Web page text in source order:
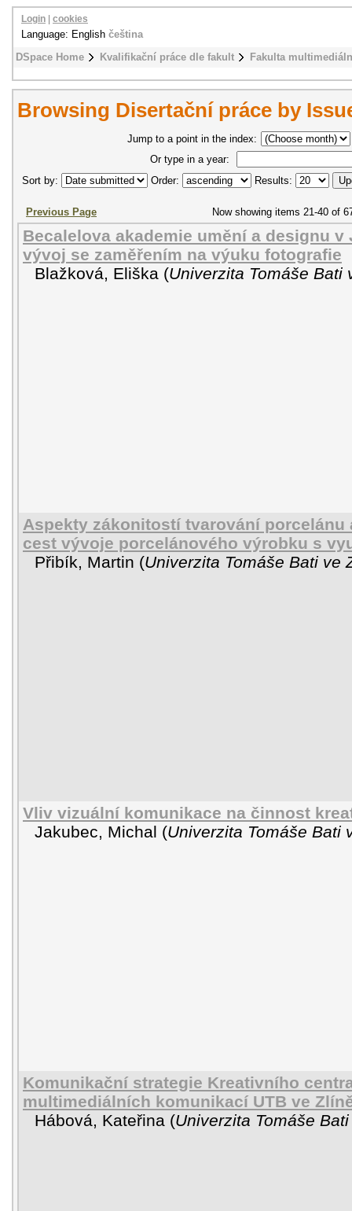
DSpace Home Kvalifikační práce dle fakult Fakulta
Login cookies
Language: English čeština
Browsing Disertační práce by
Jump to a point in the index:
Or type in a year:
Sort by:
Order: Results:
Previous Page Now showing items 21-40 of
Becalelova akademie umění a designu
vývoj se zaměřením na výuku fotografie
Blažková, Eliška (Univerzita Tomáše Bati
Aspekty zákonitostí tvarování porcelánu
cest vývoje porcelánového výrobku s
Přibík, Martin (Univerzita Tomáše Bati ve
Vliv vizuální komunikace na činnost
Jakubec, Michal (Univerzita Tomáše Bati
Komunikační strategie Kreativního
multimediálních komunikací UTB ve
Hábová, Kateřina (Univerzita Tomáše